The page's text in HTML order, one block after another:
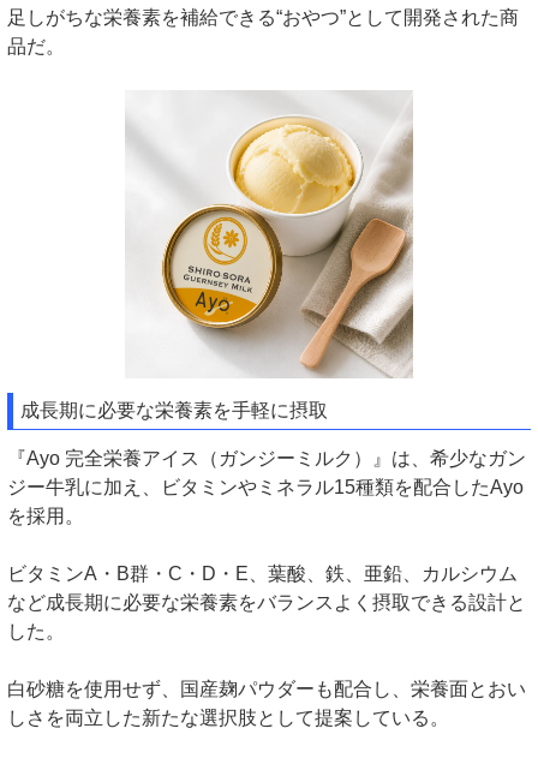
足しがちな栄養素を補給できる“おやつ”として開発された商
品だ。
成長期に必要な栄養素を手軽に摂取
『Ayo 完全栄養アイス（ガンジーミルク）』は、希少なガン
ジー牛乳に加え、ビタミンやミネラル15種類を配合したAyo
を採用。
ビタミンA・B群・C・D・E、葉酸、鉄、亜鉛、カルシウム
など成長期に必要な栄養素をバランスよく摂取できる設計と
した。
白砂糖を使用せず、国産麹パウダーも配合し、栄養面とおい
しさを両立した新たな選択肢として提案している。